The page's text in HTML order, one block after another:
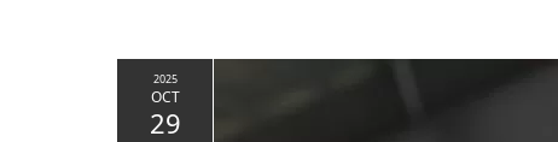
2025
OCT
29